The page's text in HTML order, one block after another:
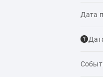
Дата